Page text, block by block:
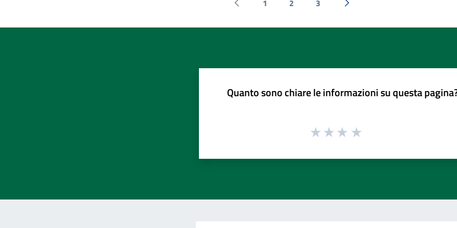
Pagina precedente
1 2 3
Successiva »
Quanto sono chiare le informazioni su questa